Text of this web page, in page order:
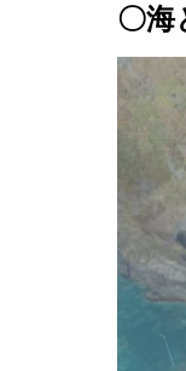
〇海